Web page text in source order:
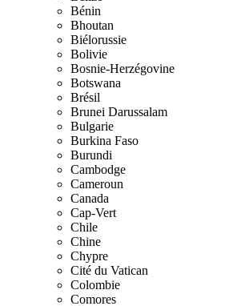
Bénin
Bhoutan
Biélorussie
Bolivie
Bosnie-Herzégovine
Botswana
Brésil
Brunei Darussalam
Bulgarie
Burkina Faso
Burundi
Cambodge
Cameroun
Canada
Cap-Vert
Chile
Chine
Chypre
Cité du Vatican
Colombie
Comores